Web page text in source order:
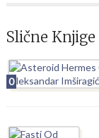
Slične Knjige
0